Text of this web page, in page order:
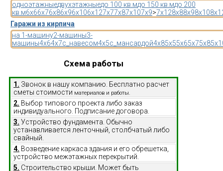
одноэтажныедвухэтажныедо 100 кв.мдо 150 кв.мдо 200
кв.м6x66x76x86x96x106x127x77x87x107x9>7x128x88x98x10
Гаражи из кирпича
на 1-машину2-машины3-
машины4x64x7с_навесом4x5с_мансардой4x85x55x65x75x8
Схема работы
1. Звонок в нашу компанию. Бесплатно расчет
сметы стоимости материалов и работы.
2. Выбор типового проекта либо заказ
индивидуального. Подписание договора.
3. Устройство фундамента. Обычно
устанавливается ленточный, столбчатый либо
свайный.
4. Возведение каркаса здания и его обрешетка,
устройство межэтажных перекрытий.
5. Строительство крыши. Может быть